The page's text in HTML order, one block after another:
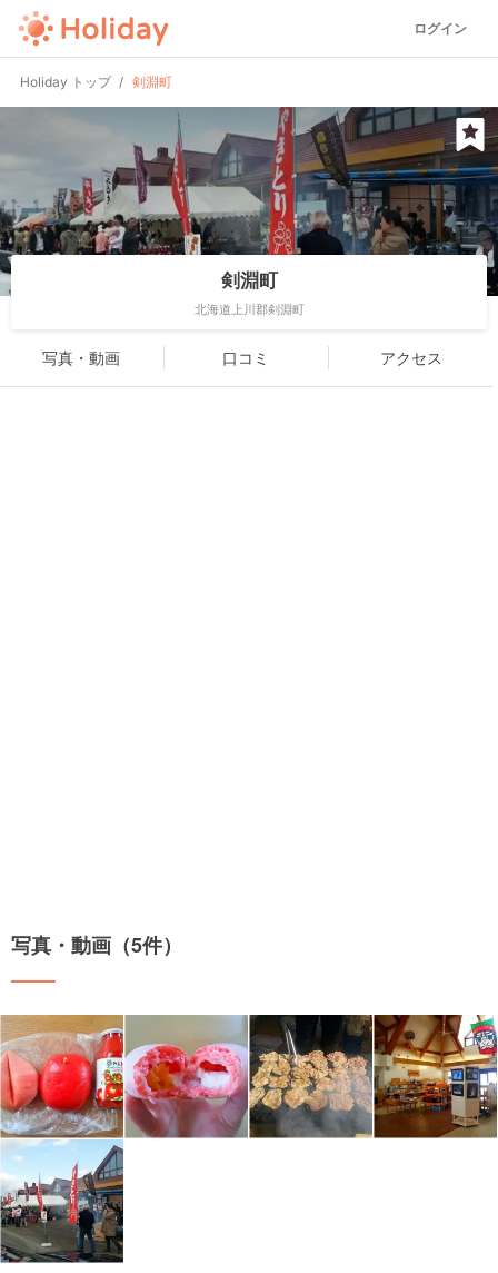
ログイン
Holiday トップ 剣淵町
剣淵町
北海道上川郡剣淵町
写真・動画 口コミ アクセス
写真・動画（5件）